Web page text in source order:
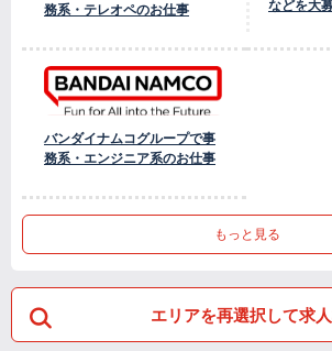
務系・テレオペのお仕事
などを大
バンダイナムコグループで事
務系・エンジニア系のお仕事
もっと見る
エリアを再選択して求